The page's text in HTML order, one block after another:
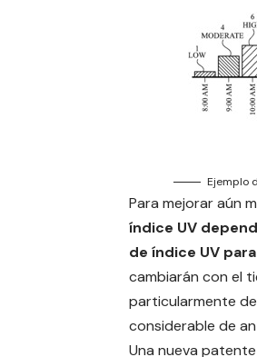
Ejemplo
Para mejorar aún
índice UV
de índice UV
cambiarán con el
particularmente
considerable de
Una nueva